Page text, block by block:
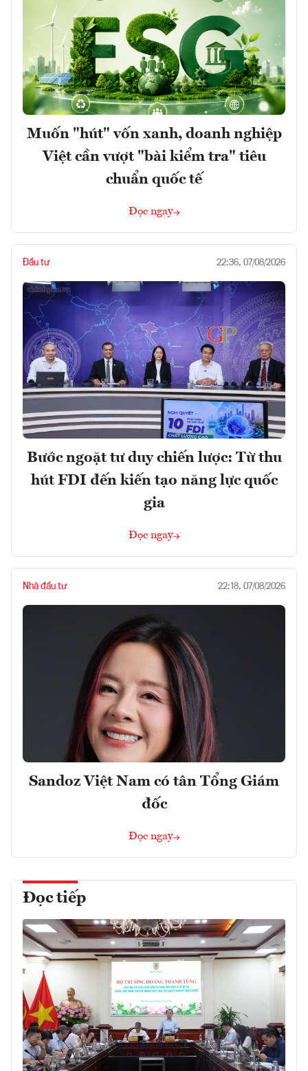
Muốn "hút" vốn xanh, doanh nghiệp
Việt cần vượt "bài kiểm tra" tiêu
chuẩn quốc tế
Đọc ngay
Đầu tư 22:36, 07/08/2026
Bước ngoặt tư duy chiến lược: Từ thu
hút FDI đến kiến tạo năng lực quốc
gia
Đọc ngay
Nhà đầu tư 22:18, 07/08/2026
Sandoz Việt Nam có tân Tổng Giám
đốc
Đọc ngay
Đọc tiếp